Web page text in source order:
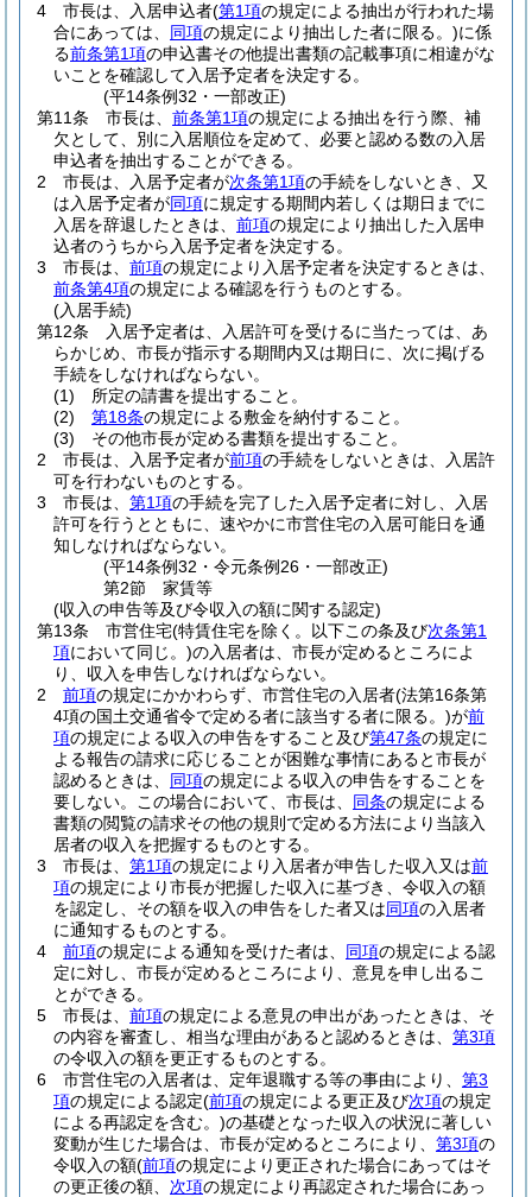
4
市長は、入居申込者(第1項の規定による抽出が行われた場
合にあっては、 同項の規定により抽出した者に限る。)に係
る前条第1項の申込書その他提出書類の記載事項に相違がな
いことを確認して入居予定者を決定する。
(平14条例32・一部改正)
第11条
市長は、 前条第1項の規定による抽出を行う際、補
欠として、別に入居順位を定めて、必要と認める数の入居
申込者を抽出することができる。
2
市長は、入居予定者が次条第1項の手続をしないとき、又
は入居予定者が同項に規定する期間内若しくは期日までに
入居を辞退したときは、 前項の規定により抽出した入居申
込者のうちから入居予定者を決定する。
3
市長は、 前項の規定により入居予定者を決定するときは、
前条第4項の規定による確認を行うものとする。
(入居手続)
第12条
入居予定者は、入居許可を受けるに当たっては、あ
らかじめ、市長が指示する期間内又は期日に、次に掲げる
手続をしなければならない。
(1)
所定の請書を提出すること。
(2)
第18条の規定による敷金を納付すること。
(3)
その他市長が定める書類を提出すること。
2
市長は、入居予定者が前項の手続をしないときは、入居許
可を行わないものとする。
3
市長は、 第1項の手続を完了した入居予定者に対し、入居
許可を行うとともに、速やかに市営住宅の入居可能日を通
知しなければならない。
(平14条例32・令元条例26・一部改正)
第2節
家賃等
(収入の申告等及び令収入の額に関する認定)
第13条
市営住宅(特賃住宅を除く。以下この条及び次条第1
項において同じ。)の入居者は、市長が定めるところによ
り、収入を申告しなければならない。
2
前項の規定にかかわらず、市営住宅の入居者(法第16条第
4項の国土交通省令で定める者に該当する者に限る。)が前
項の規定による収入の申告をすること及び第47条の規定に
よる報告の請求に応じることが困難な事情にあると市長が
認めるときは、 同項の規定による収入の申告をすることを
要しない。
この場合において、市長は、 同条の規定による
書類の閲覧の請求その他の規則で定める方法により当該入
居者の収入を把握するものとする。
3
市長は、 第1項の規定により入居者が申告した収入又は前
項の規定により市長が把握した収入に基づき、令収入の額
を認定し、その額を収入の申告をした者又は同項の入居者
に通知するものとする。
4
前項の規定による通知を受けた者は、 同項の規定による認
定に対し、市長が定めるところにより、意見を申し出るこ
とができる。
5
市長は、 前項の規定による意見の申出があったときは、そ
の内容を審査し、相当な理由があると認めるときは、 第3項
の令収入の額を更正するものとする。
6
市営住宅の入居者は、定年退職する等の事由により、 第3
項の規定による認定(前項の規定による更正及び次項の規定
による再認定を含む。)の基礎となった収入の状況に著しい
変動が生じた場合は、市長が定めるところにより、 第3項の
令収入の額(前項の規定により更正された場合にあってはそ
の更正後の額、 次項の規定により再認定された場合にあっ